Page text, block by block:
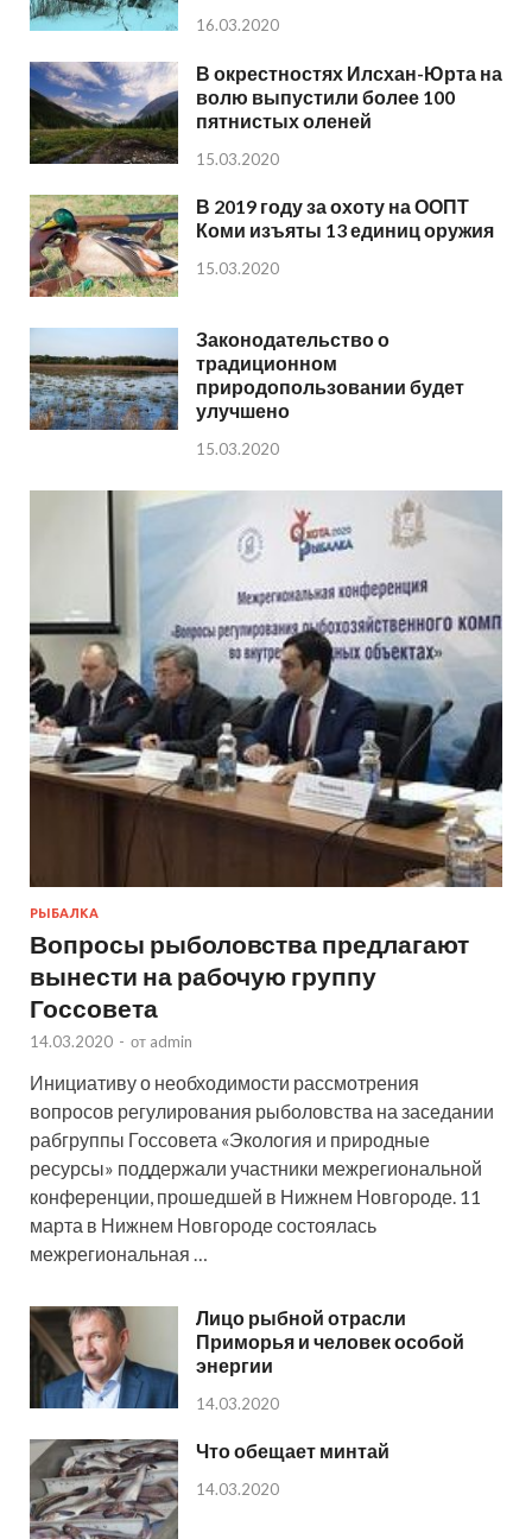
16.03.2020
В окрестностях Илсхан-Юрта на
волю выпустили более 100
пятнистых оленей
15.03.2020
В 2019 году за охоту на ООПТ
Коми изъяты 13 единиц оружия
15.03.2020
Законодательство о
традиционном
природопользовании будет
улучшено
15.03.2020
РЫБАЛКА
Вопросы рыболовства предлагают
вынести на рабочую группу
Госсовета
14.03.2020 - от admin
Инициативу о необходимости рассмотрения
вопросов регулирования рыболовства на заседании
рабгруппы Госсовета «Экология и природные
ресурсы» поддержали участники межрегиональной
конференции, прошедшей в Нижнем Новгороде. 11
марта в Нижнем Новгороде состоялась
межрегиональная …
Лицо рыбной отрасли
Приморья и человек особой
энергии
14.03.2020
Что обещает минтай
14.03.2020